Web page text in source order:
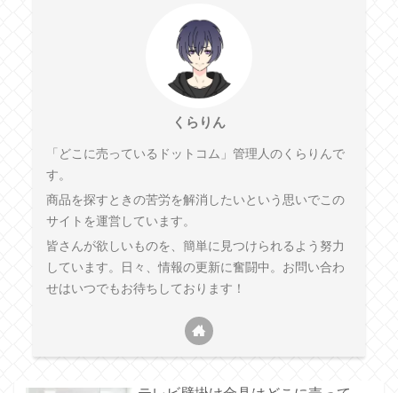
くらりん
「どこに売っているドットコム」管理人のくらりんで
す。
商品を探すときの苦労を解消したいという思いでこの
サイトを運営しています。
皆さんが欲しいものを、簡単に見つけられるよう努力
しています。日々、情報の更新に奮闘中。お問い合わ
せはいつでもお待ちしております！